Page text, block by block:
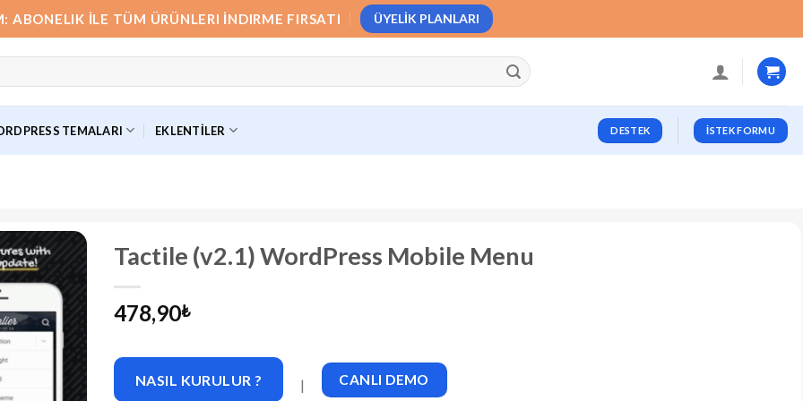
ABONELIK İLE TÜM ÜRÜNLERI İNDIRME FIRSATI ÜYELIK PLANLARI
TEMALARI EKLENTILER DESTEK İSTEK FORMU
Tactile (v2.1) WordPress Mobile Menu
478,90₺
NASIL KURULUR ? | CANLI DEMO